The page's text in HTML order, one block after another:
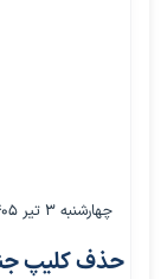
چهارشنبه ۳ تیر ۱۴۰۵
حذف کلیپ